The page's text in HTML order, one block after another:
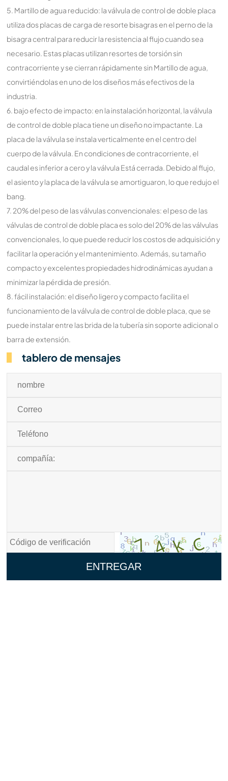
5. Martillo de agua reducido: la válvula de control de doble placa
utiliza dos placas de carga de resorte bisagras en el perno de la
bisagra central para reducir la resistencia al flujo cuando sea
necesario. Estas placas utilizan resortes de torsión sin
contracorriente y se cierran rápidamente sin Martillo de agua,
convirtiéndolas en uno de los diseños más efectivos de la
industria.
6. bajo efecto de impacto: en la instalación horizontal, la válvula
de control de doble placa tiene un diseño no impactante. La
placa de la válvula se instala verticalmente en el centro del
cuerpo de la válvula. En condiciones de contracorriente, el
caudal es inferior a cero y la válvula Está cerrada. Debido al flujo,
el asiento y la placa de la válvula se amortiguaron, lo que redujo el
bang.
7. 20% del peso de las válvulas convencionales: el peso de las
válvulas de control de doble placa es solo del 20% de las válvulas
convencionales, lo que puede reducir los costos de adquisición y
facilitar la operación y el mantenimiento. Además, su tamaño
compacto y excelentes propiedades hidrodinámicas ayudan a
minimizar la pérdida de presión.
8. fácil instalación: el diseño ligero y compacto facilita el
funcionamiento de la válvula de control de doble placa, que se
puede instalar entre las brida de la tubería sin soporte adicional o
barra de extensión.
tablero de mensajes
ENTREGAR